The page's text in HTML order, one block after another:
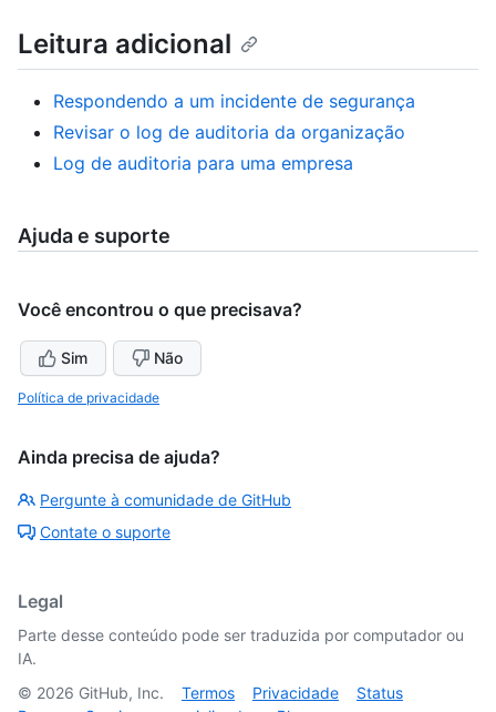
Leitura adicional
Respondendo a um incidente de segurança
Revisar o log de auditoria da organização
Log de auditoria para uma empresa
Ajuda e suporte
Você encontrou o que precisava?
Sim Não
Política de privacidade
Ainda precisa de ajuda?
Pergunte à comunidade de GitHub
Contate o suporte
Legal
Parte desse conteúdo pode ser traduzida por computador ou
IA.
© 2026 GitHub, Inc. Termos Privacidade
Status